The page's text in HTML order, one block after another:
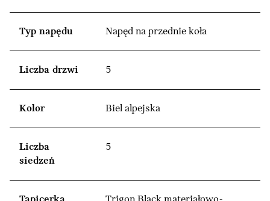
Typ napędu Napęd na przednie koła
Liczba drzwi 5
Kolor Biel alpejska
Liczba
siedzeń
5